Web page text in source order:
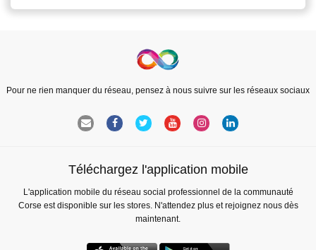
Pour ne rien manquer du réseau, pensez à nous suivre sur les réseaux sociaux
Téléchargez l'application mobile
L'application mobile du réseau social professionnel de la communauté
Corse est disponible sur les stores. N'attendez plus et rejoignez nous dès
maintenant.